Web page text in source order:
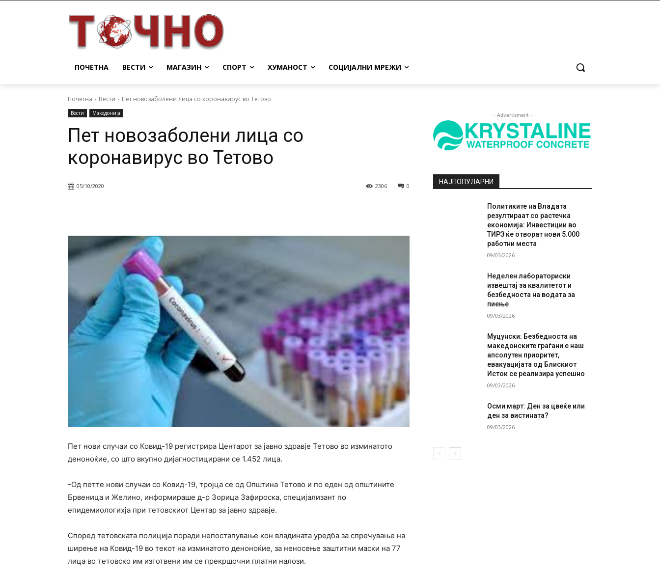
ПОЧЕТНА ВЕСТИ МАГАЗИН СПОРТ ХУМАНОСТ СОЦИЈАЛНИ МРЕЖИ
Почетна Вести Пет новозаболени лица со коронавирус во Тетово
Вести Македонија
Пет новозаболени лица со
коронавирус во Тетово
05/10/2020 0
2306
Пет нови случаи со Ковид-19 регистрира Центарот за јавно здравје Тетово во изминатото
деноноќие, со што вкупно дијагностицирани се 1.452 лица.
-Од петте нови случаи со Ковид-19, тројца се од Општина Тетово и по еден од општините
Брвеница и Желино, информираше д-р Зорица Зафироска, специјализант по
епидемиологихја при тетовскиот Центар за јавно здравје.
Според тетовската полиција поради непостапување кон владината уредба за спречување на
ширење на Ковид-19 во текот на изминатото деноноќие, за неносење заштитни маски на 77
лица во тетовско им изготвени им се прекршочни платни налози.
- Advertisment -
НАЈПОПУЛАРНИ
Политиките на Владата
резултираат со растечка
економија: Инвестиции во
ТИРЗ ќе отворат нови 5.000
работни места
09/03/2026
Неделен лабораториски
извештај за квалитетот и
безбедноста на водата за
пиење
09/03/2026
Муцунски: Безбедноста на
македонските граѓани е наш
апсолутен приоритет,
евакуацијата од Блискиот
Исток се реализира успешно
09/03/2026
Осми март: Ден за цвеќе или
ден за вистината?
09/03/2026